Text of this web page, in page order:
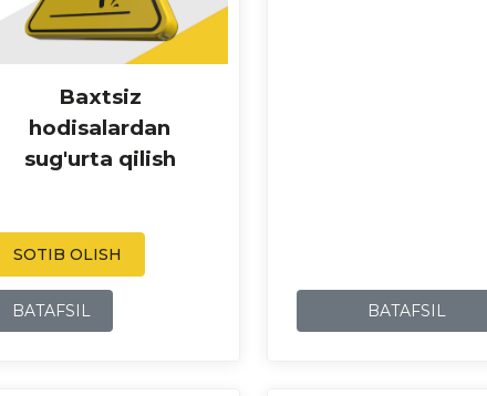
Baxtsiz
hodisalardan
sug'urta qilish
SOTIB OLISH
BATAFSIL BATAFSIL